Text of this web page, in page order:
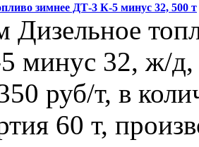
зимнее ДТ-3 К-5 минус 32, 500 т
Дизельное
минус 32, ж/д,
руб/т, в
60 т,